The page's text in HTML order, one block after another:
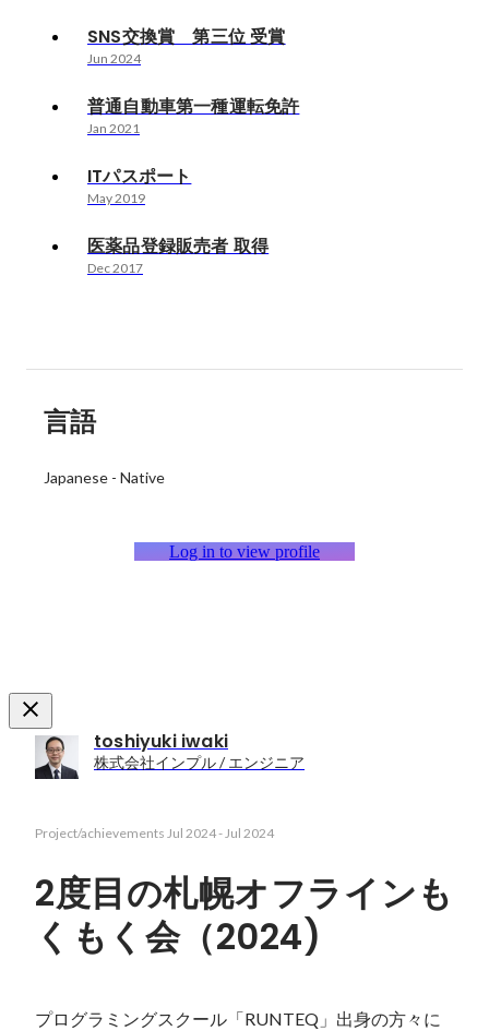
SNS交換賞 第三位 受賞
Jun 2024
普通自動車第一種運転免許
Jan 2021
ITパスポート
May 2019
医薬品登録販売者 取得
Dec 2017
言語
Japanese - Native
Log in to view profile
toshiyuki iwaki
株式会社インプル / エンジニア
Project/achievements Jul 2024-Jul 2024
2度目の札幌オフラインも
くもく会（2024)
プログラミングスクール「RUNTEQ」出身の方々に